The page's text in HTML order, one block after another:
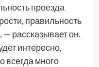
проезда
правильность
рассказывает он.
интересно,
всегда много